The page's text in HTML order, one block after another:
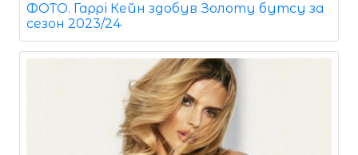
ФОТО. Гаррі Кейн здобув Золоту бутсу за
сезон 2023/24